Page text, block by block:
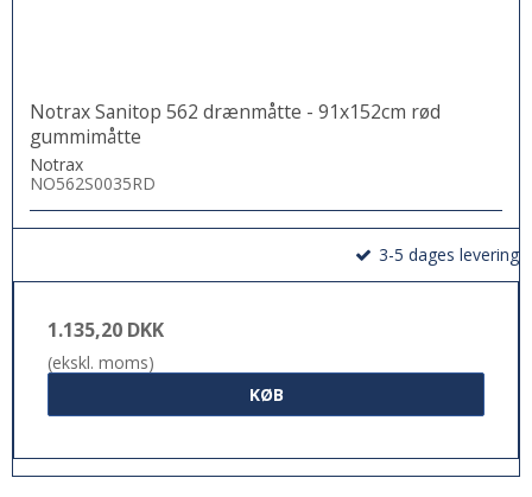
Notrax Sanitop 562 drænmåtte - 91x152cm rød
gummimåtte
Notrax
NO562S0035RD
3-5 dages levering
1.135,20 DKK
(ekskl. moms)
KØB